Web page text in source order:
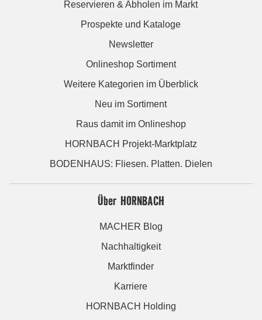
Reservieren & Abholen im Markt
Prospekte und Kataloge
Newsletter
Onlineshop Sortiment
Weitere Kategorien im Überblick
Neu im Sortiment
Raus damit im Onlineshop
HORNBACH Projekt-Marktplatz
BODENHAUS: Fliesen. Platten. Dielen
Über HORNBACH
MACHER Blog
Nachhaltigkeit
Marktfinder
Karriere
HORNBACH Holding